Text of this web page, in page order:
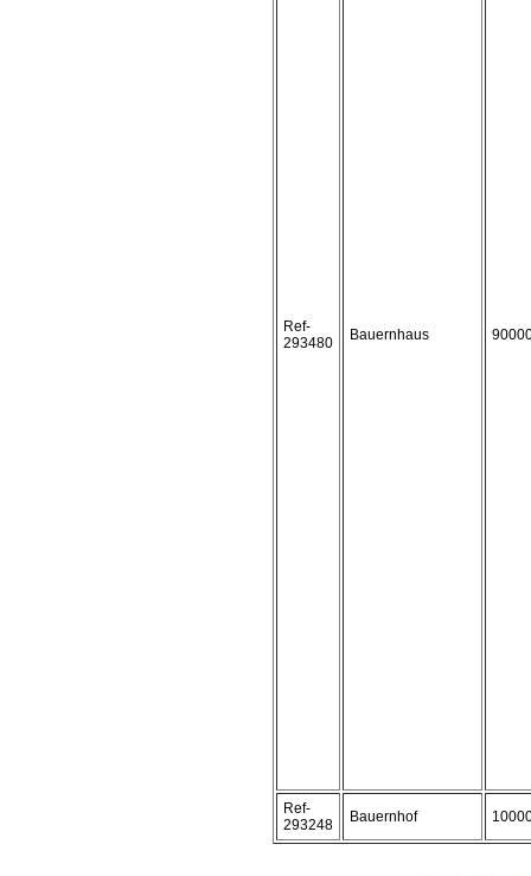
Ref-
293480
Bauernhaus
Ref-
293248
Bauernhof